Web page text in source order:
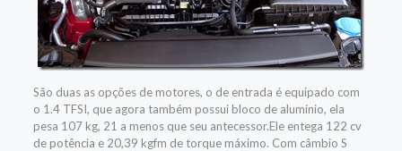
São duas as opções de motores, o de entrada é equipado com
o 1.4 TFSI, que agora também possui bloco de alumínio, ela
pesa 107 kg, 21 a menos que seu antecessor.Ele entega 122 cv
de potência e 20,39 kgfm de torque máximo. Com câmbio S